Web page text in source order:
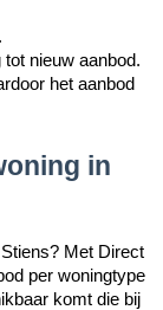
nieuw aanbod.
het aanbod
in
Met Direct
per woningtype
komt die bij